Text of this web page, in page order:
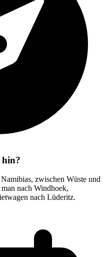
zwischen Wüste und
nach Windhoek,
nach Lüderitz.